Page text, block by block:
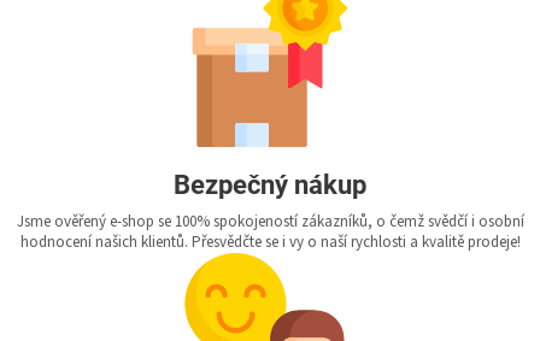
Bezpečný nákup
Jsme ověřený e-shop se 100% spokojeností zákazníků, o čemž svědčí i osobní
hodnocení našich klientů. Přesvědčte se i vy o naší rychlosti a kvalitě prodeje!